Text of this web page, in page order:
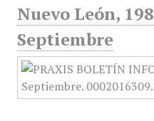
Nuevo León,
Septiembre